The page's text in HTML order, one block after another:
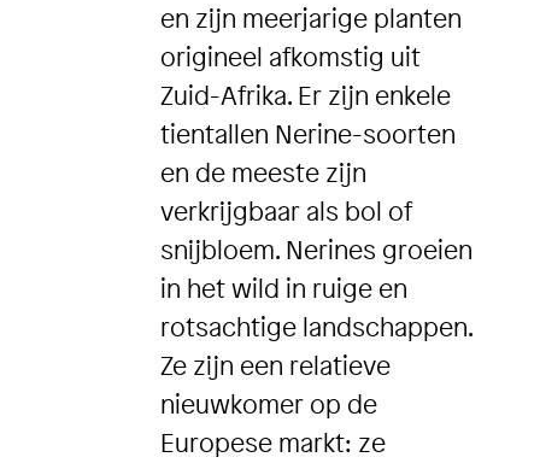
en zijn meerjarige planten
origineel afkomstig uit
Zuid-Afrika. Er zijn enkele
tientallen Nerine-soorten
en de meeste zijn
verkrijgbaar als bol of
snijbloem. Nerines groeien
in het wild in ruige en
rotsachtige landschappen.
Ze zijn een relatieve
nieuwkomer op de
Europese markt: ze